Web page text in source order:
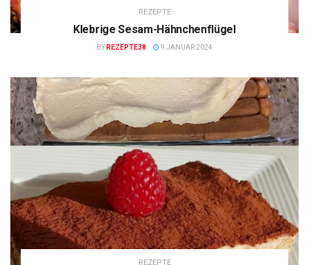
REZEPTE
Klebrige Sesam-Hähnchenflügel
BY REZEPTE38 9 JANUAR 2024
REZEPTE